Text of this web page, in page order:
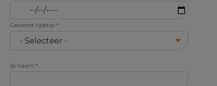
Gewenst tijdstip *
Je naam *